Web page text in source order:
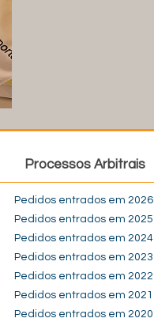
Processos Arbitrais
Pedidos entrados em 2026
Pedidos entrados em 2025
Pedidos entrados em 2024
Pedidos entrados em 2023
Pedidos entrados em 2022
Pedidos entrados em 2021
Pedidos entrados em 2020